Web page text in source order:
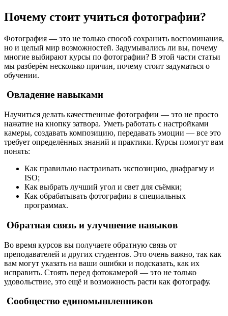
Почему стоит учиться фотографии?
Фотография — это не только способ сохранить воспоминания,
но и целый мир возможностей. Задумывались ли вы, почему
многие выбирают курсы по фотографии? В этой части статьи
мы разберём несколько причин, почему стоит задуматься о
обучении.
Овладение навыками
Научиться делать качественные фотографии — это не просто
нажатие на кнопку затвора. Уметь работать с настройками
камеры, создавать композицию, передавать эмоции — все это
требует определённых знаний и практики. Курсы помогут вам
понять:
Как правильно настраивать экспозицию, диафрагму и
ISO;
Как выбрать лучший угол и свет для съёмки;
Как обрабатывать фотографии в специальных
программах.
Обратная связь и улучшение навыков
Во время курсов вы получаете обратную связь от
преподавателей и других студентов. Это очень важно, так как
вам могут указать на ваши ошибки и подсказать, как их
исправить. Стоять перед фотокамерой — это не только
удовольствие, это ещё и возможность расти как фотографу.
Сообщество единомышленников